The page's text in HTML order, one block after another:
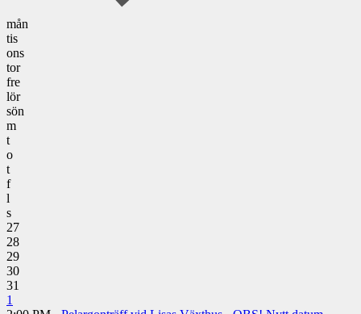
mån
tis
ons
tor
fre
lör
sön
m
t
o
t
f
l
s
27
28
29
30
31
1